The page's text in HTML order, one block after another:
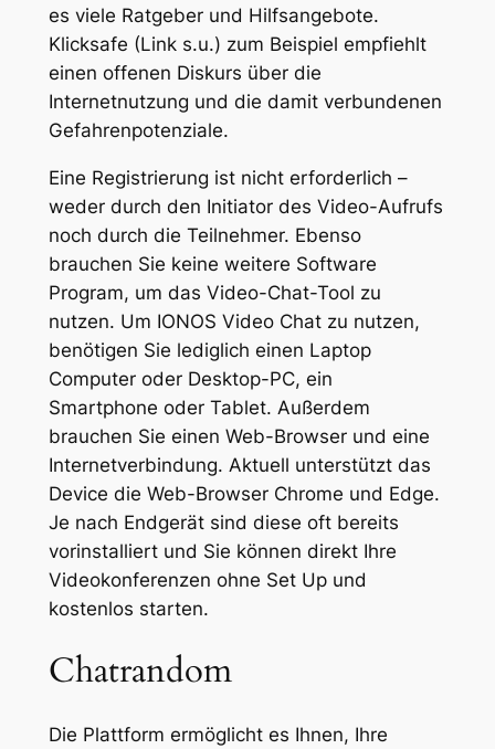
es viele Ratgeber und Hilfsangebote.
Klicksafe (Link s.u.) zum Beispiel empfiehlt
einen offenen Diskurs über die
Internetnutzung und die damit verbundenen
Gefahrenpotenziale.
Eine Registrierung ist nicht erforderlich –
weder durch den Initiator des Video-Aufrufs
noch durch die Teilnehmer. Ebenso
brauchen Sie keine weitere Software
Program, um das Video-Chat-Tool zu
nutzen. Um IONOS Video Chat zu nutzen,
benötigen Sie lediglich einen Laptop
Computer oder Desktop-PC, ein
Smartphone oder Tablet. Außerdem
brauchen Sie einen Web-Browser und eine
Internetverbindung. Aktuell unterstützt das
Device die Web-Browser Chrome und Edge.
Je nach Endgerät sind diese oft bereits
vorinstalliert und Sie können direkt Ihre
Videokonferenzen ohne Set Up und
kostenlos starten.
Chatrandom
Die Plattform ermöglicht es Ihnen, Ihre